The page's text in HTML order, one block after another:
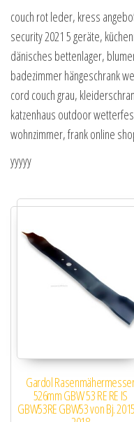
couch rot leder, kress
security 2021 5 geräte,
dänisches bettenlager,
badezimmer hängeschrank
cord couch grau,
katzenhaus outdoor
wohnzimmer, frank online
yyyyy
Gardol
526mm GBW 53 RE RE IS
GBW53RE GBW53 von Bj.